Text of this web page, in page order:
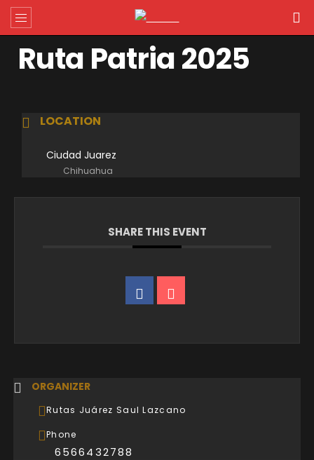
Ruta Patria 2025
LOCATION
Ciudad Juarez
Chihuahua
SHARE THIS EVENT
ORGANIZER
Rutas Juárez Saul Lazcano
Phone
6566432788